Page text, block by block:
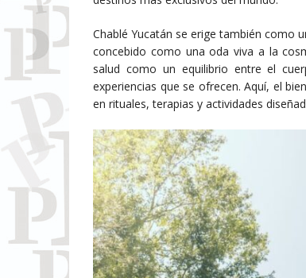
Chablé Yucatán se erige también como
concebido como una oda viva a la
salud como un equilibrio entre el
experiencias que se ofrecen. Aquí, el
en rituales, terapias y actividades